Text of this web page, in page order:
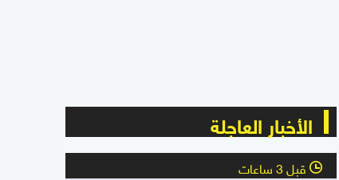
الأخبار العاجلة
l قبل 3 ساعات